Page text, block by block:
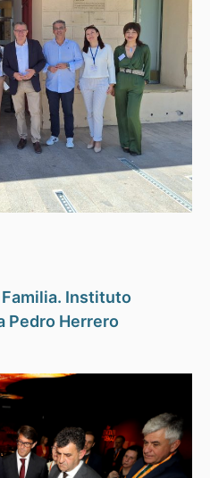
Instituto
Pedro Herrero